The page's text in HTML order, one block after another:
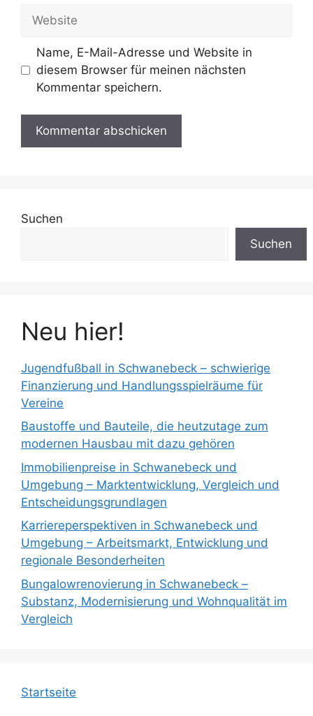
Website
Name, E-Mail-Adresse und Website in
diesem Browser für meinen nächsten
Kommentar speichern.
Suchen
Suchen
Neu hier!
Jugendfußball in Schwanebeck – schwierige
Finanzierung und Handlungsspielräume für
Vereine
Baustoffe und Bauteile, die heutzutage zum
modernen Hausbau mit dazu gehören
Immobilienpreise in Schwanebeck und
Umgebung – Marktentwicklung, Vergleich und
Entscheidungsgrundlagen
Karriereperspektiven in Schwanebeck und
Umgebung – Arbeitsmarkt, Entwicklung und
regionale Besonderheiten
Bungalowrenovierung in Schwanebeck –
Substanz, Modernisierung und Wohnqualität im
Vergleich
Startseite